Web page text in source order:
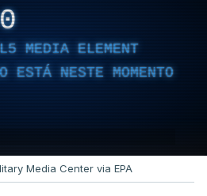
MEDIA ELEMENT
ESTÁ NESTE MOMENTO
Media Center via EPA